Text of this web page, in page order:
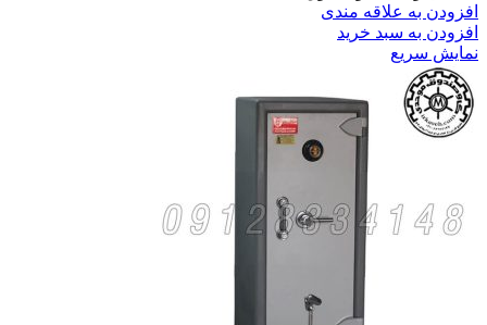
افزودن به علاقه مندی
افزودن به سبد خرید
نمایش سریع